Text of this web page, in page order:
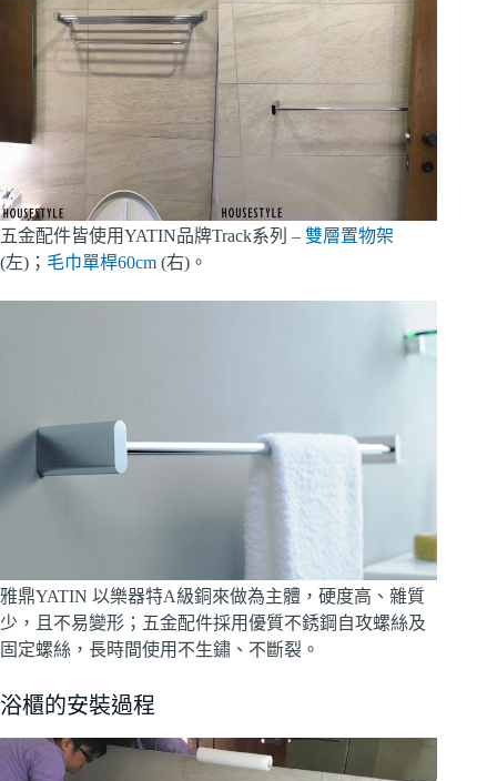
五金配件皆使用YATIN品牌Track系列 – 雙層置物架
(左)； 毛巾單桿60cm (右)。
雅鼎YATIN 以樂器特A級銅來做為主體，硬度高、雜質
少，且不易變形；五金配件採用優質不銹鋼自攻螺絲及
固定螺絲，長時間使用不生鏽、不斷裂。
浴櫃的安裝過程